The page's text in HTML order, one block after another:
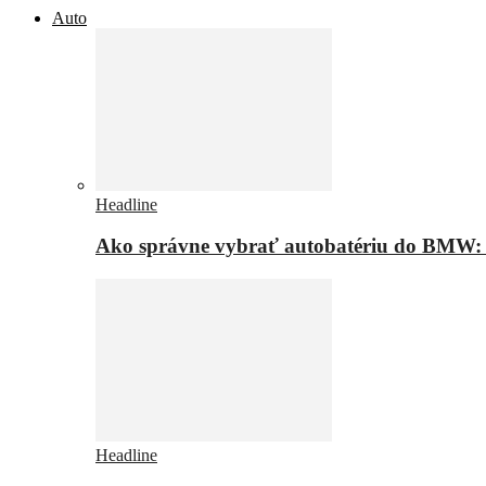
Auto
Headline
Ako správne vybrať autobatériu do
Headline